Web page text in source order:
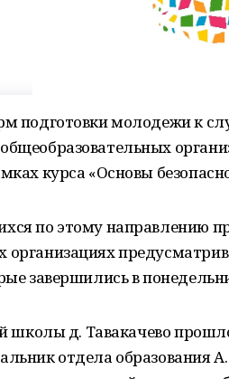
подготовки молодежи к
курса «Основы
по этому направлению
организациях
завершились в
школы д. Тавакачево
отдела образования